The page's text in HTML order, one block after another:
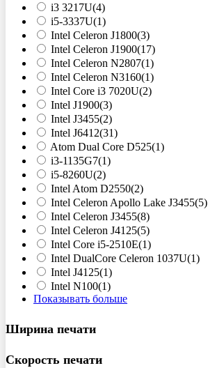
i3 3217U(4)
i5-3337U(1)
Intel Celeron J1800(3)
Intel Celeron J1900(17)
Intel Celeron N2807(1)
Intel Celeron N3160(1)
Intel Core i3 7020U(2)
Intel J1900(3)
Intel J3455(2)
Intel J6412(31)
Atom Dual Core D525(1)
i3-1135G7(1)
i5-8260U(2)
Intel Atom D2550(2)
Intel Celeron Apollo Lake J3455(5)
Intel Celeron J3455(8)
Intel Celeron J4125(5)
Intel Core i5-2510E(1)
Intel DualCore Celeron 1037U(1)
Intel J4125(1)
Intel N100(1)
Показывать больше
Ширина печати
Скорость печати